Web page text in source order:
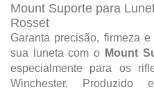
Mount Suporte para
Rosset
Garanta precisão, firmeza
sua luneta com o Mount
especialmente para os
Winchester.